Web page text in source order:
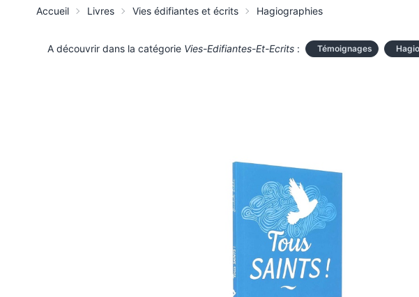
Accueil Livres Vies édifiantes et écrits Hagiographies
A découvrir dans la catégorie Vies-Edifiantes-Et-Ecrits : Témoignages